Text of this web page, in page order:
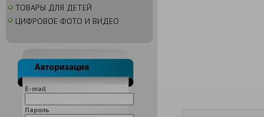
ТОВАРЫ ДЛЯ ДЕТЕЙ
ЦИФРОВОЕ ФОТО И ВИДЕО
E-mail
Пароль